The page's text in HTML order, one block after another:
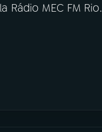
Rádio MEC FM Rio.